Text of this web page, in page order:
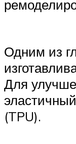
Одним из
Для
(TPU).